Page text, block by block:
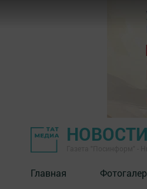
Главная